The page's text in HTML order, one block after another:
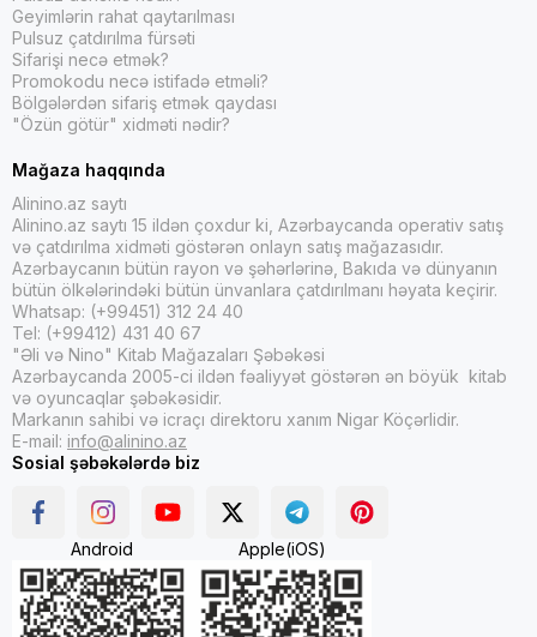
Geyimlərin rahat qaytarılması
Pulsuz çatdırılma fürsəti
Sifarişi necə etmək?
Promokodu necə istifadə etməli?
Bölgələrdən sifariş etmək qaydası
"Özün götür" xidməti nədir?
Mağaza haqqında
Alinino.az saytı
Alinino.az saytı 15 ildən çoxdur ki, Azərbaycanda operativ satış
və çatdırılma xidməti göstərən onlayn satış mağazasıdır.
Azərbaycanın bütün rayon və şəhərlərinə, Bakıda və dünyanın
bütün ölkələrindəki bütün ünvanlara çatdırılmanı həyata keçirir.
Whatsap: (+99451) 312 24 40
Tel: (+99412) 431 40 67
"Əli və Nino" Kitab Mağazaları Şəbəkəsi
Azərbaycanda 2005-ci ildən fəaliyyət göstərən ən böyük kitab
və oyuncaqlar şəbəkəsidir.
Markanın sahibi və icraçı direktoru xanım Nigar Köçərlidir.
E-mail: info@alinino.az
Sosial şəbəkələrdə biz
Android Apple(iOS)